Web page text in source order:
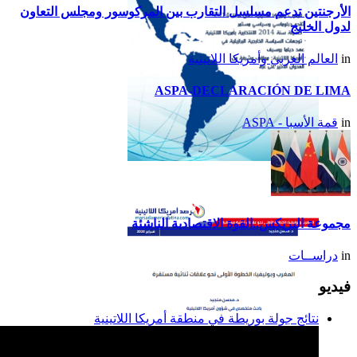
تقرير أمريكا اللاتينية لسنة
2014
الأرجنتين تدعم مسلسل التقارب بين المركوسور ومجلس التعاون
لدول الخليج
in العالم العربي وأمريكا اللاتينية
ASPA-DECLARACIÓN DE LIMA
in قمة الأسبا - ASPA
مجموعة البريكس..القوة الاقتصادية الناشئة
in دراســات
فيديو
نتائج جولة بوريطة في منطقة أمريكا اللاتينية